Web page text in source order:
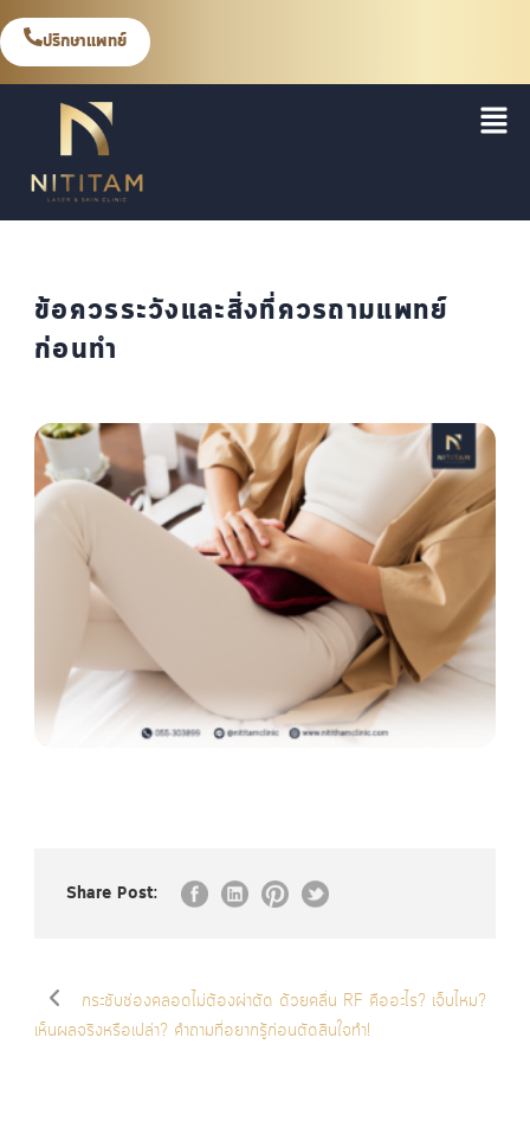
ปรึกษาแพทย์
ข้อควรระวังและสิ่งที่ควรถามแพทย์
ก่อนทำ
Share Post:
กระชับช่องคลอดไม่ต้องผ่าตัด ด้วยคลื่น RF คืออะไร? เจ็บไหม?
เห็นผลจริงหรือเปล่า? คำถามที่อยากรู้ก่อนตัดสินใจทำ!